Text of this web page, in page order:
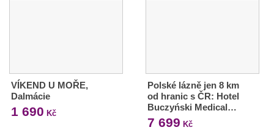
VÍKEND U MOŘE,
Dalmácie
1 690 Kč
Polské lázně jen 8 km
od hranic s ČR: Hotel
Buczyński Medical…
7 699 Kč